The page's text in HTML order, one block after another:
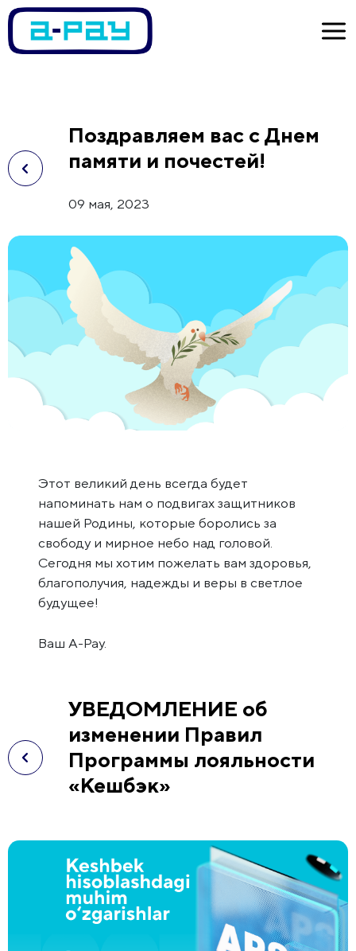
Поздравляем вас с Днем
памяти и почестей!
09 мая, 2023
Этот великий день всегда будет
напоминать нам о подвигах защитников
нашей Родины, которые боролись за
свободу и мирное небо над головой.
Сегодня мы хотим пожелать вам здоровья,
благополучия, надежды и веры в светлое
будущее!
Ваш A-Pay.
УВЕДОМЛЕНИЕ об
изменении Правил
Программы лояльности
«Кешбэк»